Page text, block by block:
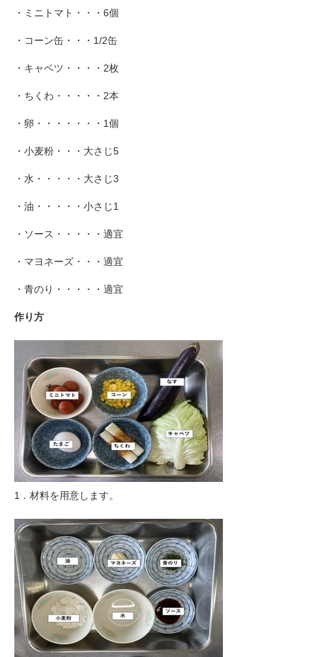
・ミニトマト・・・6個
・コーン缶・・・1/2缶
・キャベツ・・・・2枚
・ちくわ・・・・・2本
・卵・・・・・・・1個
・小麦粉・・・大さじ5
・水・・・・・大さじ3
・油・・・・・小さじ1
・ソース・・・・・適宜
・マヨネーズ・・・適宜
・青のり・・・・・適宜
作り方
1．材料を用意します。